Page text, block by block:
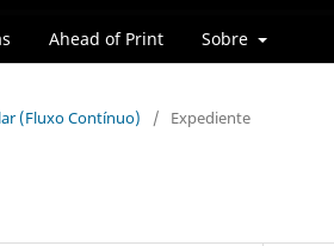
Ahead of Print Sobre
(Fluxo Contínuo) / Expediente